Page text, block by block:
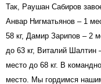
Так, Раушан Сабиров
Анвар Нигматьянов – 1
58 кг, Дамир Зарипов – 2
до 63 кг, Виталий Шалтин
место до 68 кг. В
место. Мы гордимся